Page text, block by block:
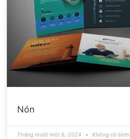
Nón
Tháng mười một 8, 2024 Không có